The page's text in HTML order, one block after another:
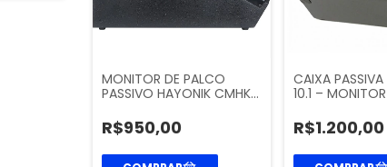
MONITOR DE PALCO
PASSIVO HAYONIK CMHK…
R$950,00
CAIXA
10.1 –
R$1.200,00